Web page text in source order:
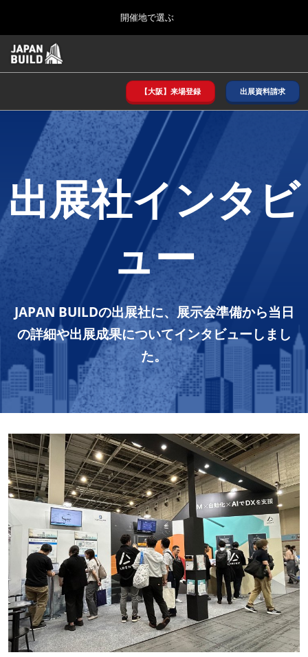
ッ
プ
し
進
to
close
the
開催地で選ぶ
8月_大阪
2026年08月26日
インテックス大阪/ INTEX OSAKA
12月_東京
2026年12月02日
東京ビッグサイト/Tokyo Big Sight
3月_建設DX展＋（プラス）
2027年03月17日
東京ビッグサイト/Tokyo Big Sight
ー
バ
ル
ナ
ゲ
ー
シ
ン
を
り
た
た
【大阪】来場登録 出展資料請求
お
役
立
ち
記
事
出展社インタビ
ュー
JAPAN BUILDの出展社に、展示会準備から当日
の詳細や出展成果についてインタビューしまし
た。